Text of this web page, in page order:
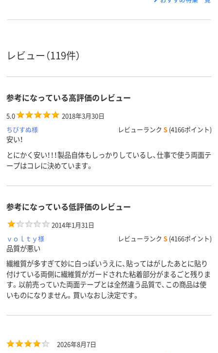
レビュー（119件）
参考になっている高評価のレビュー
5.0
2018年3月30日
ちびすぬ様
レビューランク S (4166ポイント)
安い！
とにかく安い！！！製品自体もしっかりしているし、仕事で使う両面テ
ープはコレに決めています。
参考になっている低評価のレビュー
2014年1月31日
ｖｏｌｔｙ様
レビューランク S (4166ポイント)
品質が悪い
繊維質が多すぎて妙に白っぽいうえに、貼ってはがしたあとに貼り
付けている両側に繊維質がガードされた粘着部分がまるごと残りま
す。以前売っていた両面テープとは全然違う品質で、この商品は使
いものになりません。買いなおし決定です。
2026年8月7日